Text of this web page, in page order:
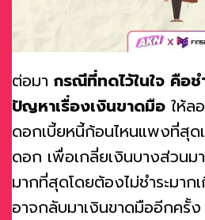
ต่อมา กรณีที่ทดไว้ในใจ คือช
ปัญหาเรื่องเงินขาดมือ ให้ล
ดอกเบี้ยหนี้ก้อนไหนแพงที่สุด
ดอก เพื่อเกลี่ยเงินบางส่วนมา
มากที่สุดโดยต้องไม่ชำระมาก
อาจกลับมาเงินขาดมืออีกครั้